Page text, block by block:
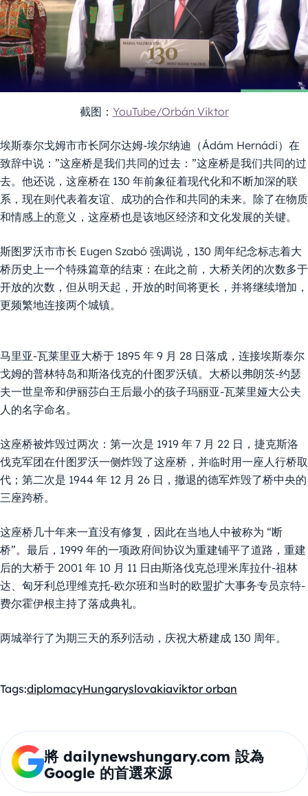
截图： YouTube/Orbán Viktor
埃斯泰尔戈姆市市长阿尔达姆-埃尔纳迪（Ádám Hernádi）在
致辞中说：”这座桥是我们共同的过去：”这座桥是我们共同的过
去。他还说，这座桥在 130 年前象征着现代化和不断加深的联
系，现在则代表着友谊、成功的合作和共同的未来。除了在物质
和情感上的意义，这座桥也是该地区经济和文化发展的关键。
斯图罗沃市市长 Eugen Szabó 强调说，130 周年纪念标志着大
桥历史上一个特殊篇章的结束：在此之前，大桥关闭的次数多于
开放的次数，但从明天起，开放的时间将更长，并将继续增加，
更频繁地连接两个城镇。
马里亚-瓦莱里亚大桥于 1895 年 9 月 28 日落成，连接埃斯泰尔
戈姆的普林特岛和斯洛伐克的什图罗沃镇。大桥以弗朗茨-约瑟
夫一世皇帝和伊丽莎白王后最小的孩子玛丽亚-瓦莱里娅大公夫
人的名字命名。
这座桥被炸毁过两次：第一次是 1919 年 7 月 22 日，捷克斯洛
伐克军团在什图罗沃一侧炸毁了这座桥，并临时用一座人行桥取
代；第二次是 1944 年 12 月 26 日，撤退的德军炸毁了桥中央的
三座跨桥。
这座桥几十年来一直没有修复，因此在当地人中被称为 “断
桥”。最后，1999 年的一项政府间协议为重建铺平了道路，重建
后的大桥于 2001 年 10 月 11 日由斯洛伐克总理米库拉什-祖林
达、匈牙利总理维克托-欧尔班和当时的欧盟扩大事务专员京特-
费尔霍伊根主持了落成典礼。
两城举行了为期三天的系列活动，庆祝大桥建成 130 周年。
Tags:diplomacyHungaryslovakiaviktor orban
將 dailynewshungary.com 設為
Google 的首選來源